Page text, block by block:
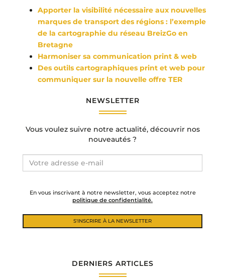
Apporter la visibilité nécessaire aux nouvelles
marques de transport des régions : l’exemple
de la cartographie du réseau BreizGo en
Bretagne
Harmoniser sa communication print & web
Des outils cartographiques print et web pour
communiquer sur la nouvelle offre TER
NEWSLETTER
Vous voulez suivre notre actualité, découvrir nos
nouveautés ?
En vous inscrivant à notre newsletter, vous acceptez notre
politique de confidentialité.
DERNIERS ARTICLES